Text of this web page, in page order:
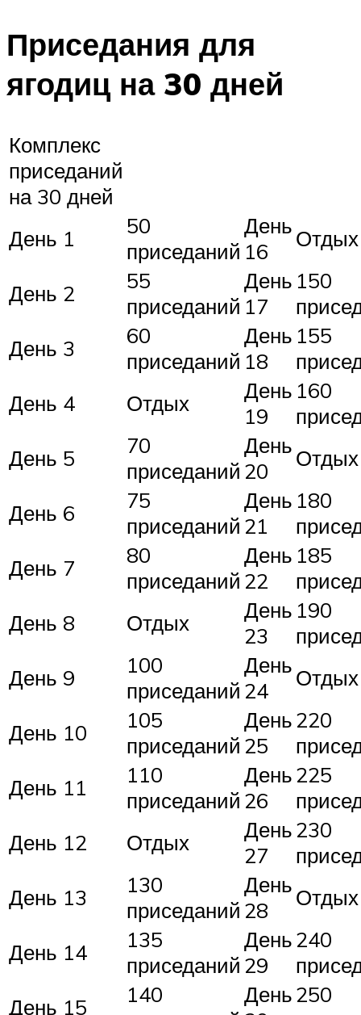
Приседания для
ягодиц на 30 дней
Комплекс
приседаний
на 30 дней
День 1
50
приседаний
День
16
Отдых
День 2
55
приседаний
День
17
150
День 3
60
приседаний
День
18
155
День 4
Отдых
День
19
160
День 5
70
приседаний
День
20
Отдых
День 6
75
приседаний
День
21
180
День 7
80
приседаний
День
22
185
День 8
Отдых
День
23
190
День 9
100
приседаний
День
24
Отдых
День 10
105
приседаний
День
25
220
День 11
110
приседаний
День
26
225
День 12
Отдых
День
27
230
День 13
130
приседаний
День
28
Отдых
День 14
135
приседаний
День
29
240
День 15
140
День250